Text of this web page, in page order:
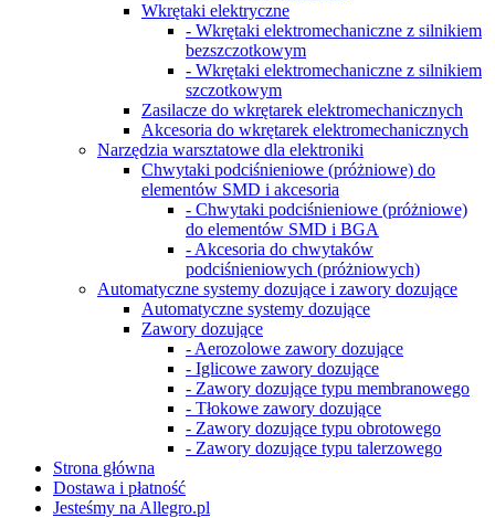
Wkrętaki elektryczne
- Wkrętaki elektromechaniczne z silnikiem
bezszczotkowym
- Wkrętaki elektromechaniczne z silnikiem
szczotkowym
Zasilacze do wkrętarek elektromechanicznych
Akcesoria do wkrętarek elektromechanicznych
Narzędzia warsztatowe dla elektroniki
Chwytaki podciśnieniowe (próżniowe) do
elementów SMD i akcesoria
- Chwytaki podciśnieniowe (próżniowe)
do elementów SMD i BGA
- Akcesoria do сhwytaków
podciśnieniowych (próżniowych)
Automatyczne systemy dozujące i zawory dozujące
Automatyczne systemy dozujące
Zawory dozujące
- Aerozolowe zawory dozujące
- Iglicowe zawory dozujące
- Zawory dozujące typu membranowego
- Tłokowe zawory dozujące
- Zawory dozujące typu obrotowego
- Zawory dozujące typu talerzowego
Strona główna
Dostawa i płatność
Jesteśmy na Allegro.pl